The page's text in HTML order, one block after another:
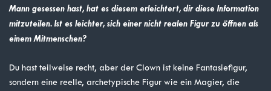
Mann gesessen hast, hat es diesem erleichtert, dir diese Information
mitzuteilen. Ist es leichter, sich einer nicht realen Figur zu öffnen als
einem Mitmenschen?
Du hast teilweise recht, aber der Clown ist keine Fantasiefigur,
sondern eine reelle, archetypische Figur wie ein Magier, die